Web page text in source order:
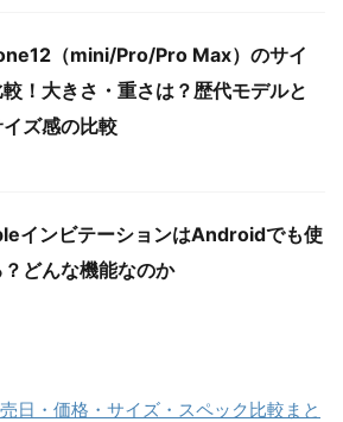
（mini/Pro/Pro Max）のサイ
較！大きさ・重さは？歴代モデルと
ズ感の比較
インビテーションはAndroidでも使
？どんな機能なのか
日・価格・サイズ・スペック比較まと